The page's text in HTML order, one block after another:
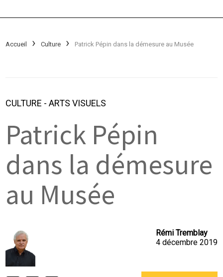
Accueil Culture Patrick Pépin dans la démesure au Musée
CULTURE -ARTS VISUELS
Patrick Pépin
dans la démesure
au Musée
Rémi Tremblay
4 décembre 2019